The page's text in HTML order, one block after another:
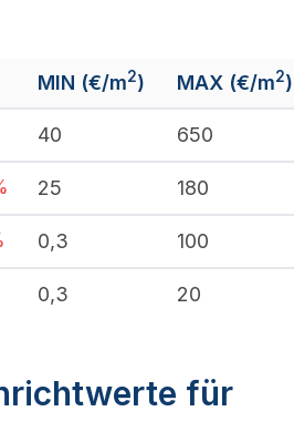
MIN (€/m2) MAX (€/m2)
40 650
25 180
0,3 100
0,3 20
für